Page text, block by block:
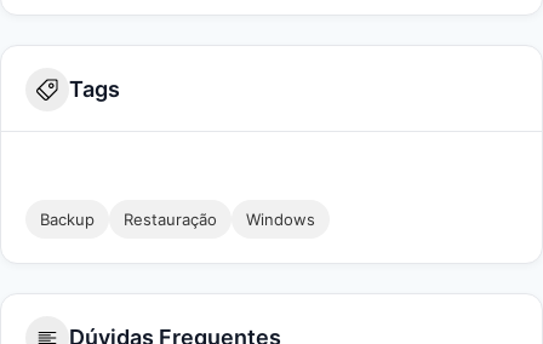
Tags
Backup Restauração Windows
Dúvidas Frequentes